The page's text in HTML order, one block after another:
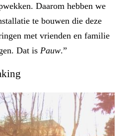
Daarom hebben we
te bouwen die deze
met vrienden en familie
Dat is Pauw.”